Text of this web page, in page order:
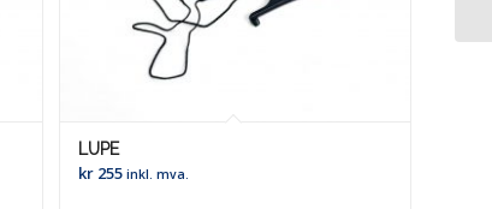
LUPE
kr255 inkl. mva.